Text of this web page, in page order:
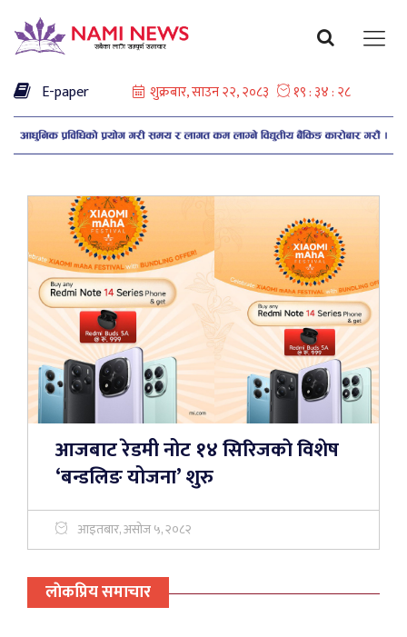
E-paper
आजबाट रेडमी नोट १४ सिरिजकाे विशेष
‘बन्डलिङ योजना’ शुरु
आइतबार, असोज ५, २०८२
लाेकप्रिय समाचार